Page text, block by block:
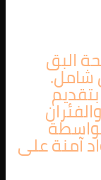
البق
شامل.
آمنة على